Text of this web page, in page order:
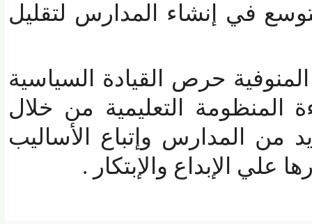
في إنشاء المدارس لتقليل
حرص القيادة السياسية
التعليمية من خلال
المدارس وإتباع الأساليب
الإبداع والإبتكار .